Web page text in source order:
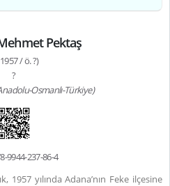
Pektaş
/ ö. ?)
?
Osmanlı-Türkiye)
9944-237-86-4
1957 yılında Adana’nın Feke ilçesine